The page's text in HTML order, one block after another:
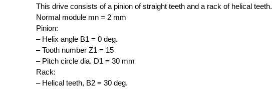
This drive consists of a pinion of straight teeth and a rack of helical teeth.
Normal module mn = 2 mm
Pinion:
– Helix angle B1 = 0 deg.
– Tooth number Z1 = 15
– Pitch circle dia. D1 = 30 mm
Rack:
– Helical teeth, B2 = 30 deg.